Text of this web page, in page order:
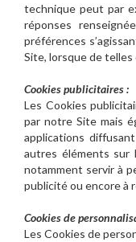
technique peut par
réponses
préférences
Site, lorsque de
Cookies publicitaires :
Les Cookies
par notre Site mais
applications
autres éléments sur
notamment servir à
publicité ou encore à
Cookies de
Les Cookies de